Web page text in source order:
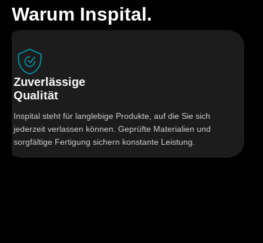
Warum Inspital.
steht für langlebige Produkte, auf die Sie sich
verlassen können. Geprüfte Materialien und
Fertigung sichern konstante Leistung.